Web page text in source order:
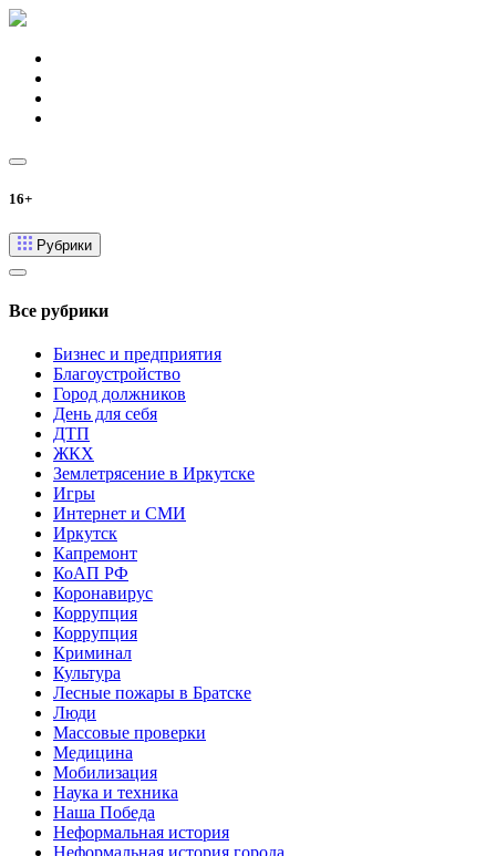
16+
Рубрики
Все рубрики
Бизнес и предприятия
Благоустройство
Город должников
День для себя
ДТП
ЖКХ
Землетрясение в Иркутске
Игры
Интернет и СМИ
Иркутск
Капремонт
КоАП РФ
Коронавирус
Коррупция
Коррупция
Криминал
Культура
Лесные пожары в Братске
Люди
Массовые проверки
Медицина
Мобилизация
Наука и техника
Наша Победа
Неформальная история
Неформальная история города